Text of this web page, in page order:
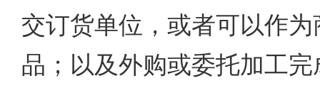
交订货单位，或者可以作
品；以及外购或委托加工